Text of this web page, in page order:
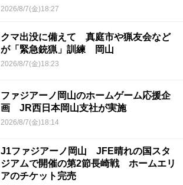
2026/8/7(金)18:27
クマ出没に備えて 真庭市や猟友会など
が「緊急銃猟」訓練 岡山
2026/8/7(金)18:23
ファジアーノ岡山のホームゲーム応援企
画 JR西日本岡山支社が実施
2026/8/7(金)18:14
J1ファジアーノ岡山 JFE晴れの国スタ
ジアムで開催の第2節長崎戦 ホームエリ
アのチケット完売